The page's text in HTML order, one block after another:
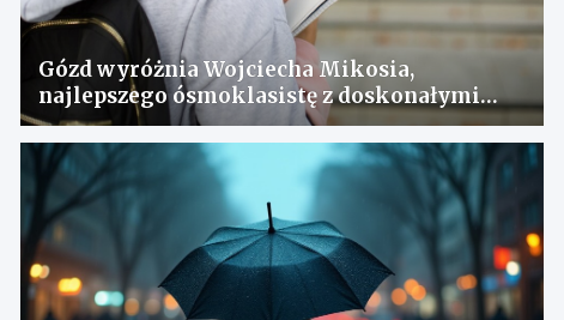
Gózd wyróżnia Wojciecha Mikosia,
najlepszego ósmoklasistę z doskonałymi
wynikami!